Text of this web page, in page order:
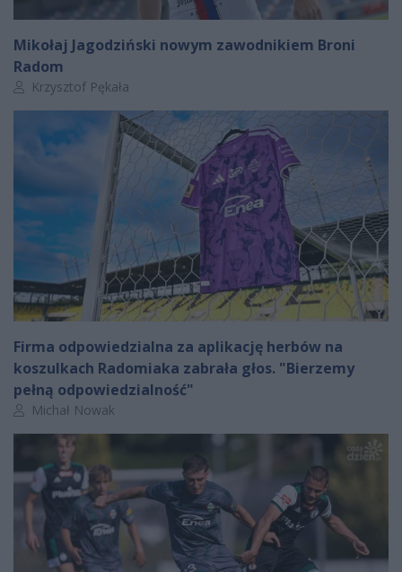
Mikołaj Jagodziński nowym zawodnikiem Broni
Radom
Autor artykułu:
Krzysztof Pękała
Firma odpowiedzialna za aplikację herbów na
koszulkach Radomiaka zabrała głos. "Bierzemy
pełną odpowiedzialność"
Autor artykułu:
Michał Nowak